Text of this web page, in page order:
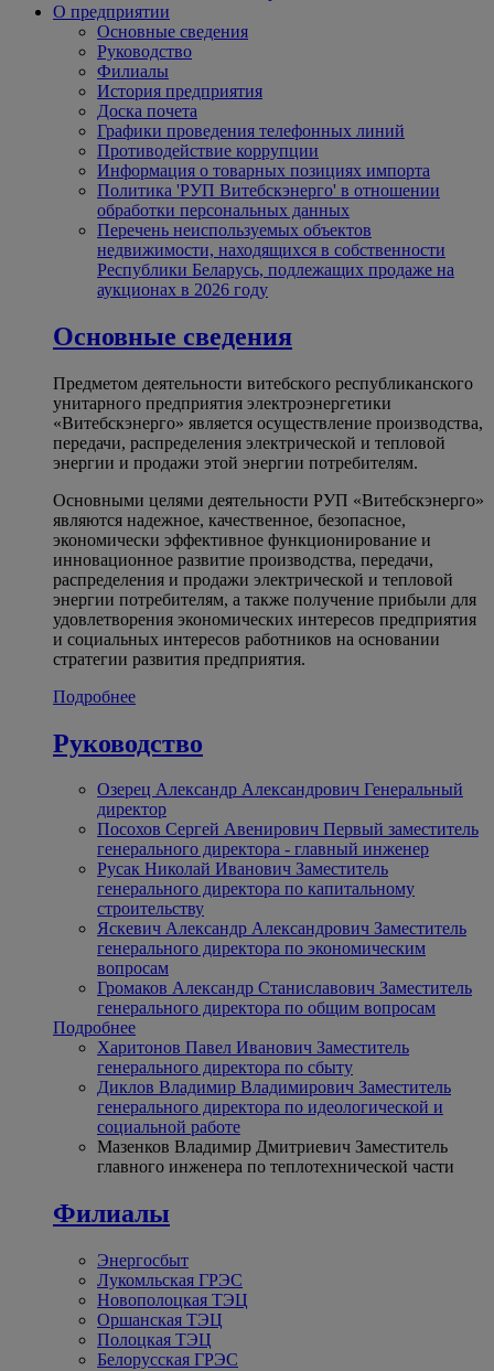
О предприятии
Основные сведения
Руководство
Филиалы
История предприятия
Доска почета
Графики проведения телефонных линий
Противодействие коррупции
Информация о товарных позициях импорта
Политика 'РУП Витебскэнерго' в отношении
обработки персональных данных
Перечень неиспользуемых объектов
недвижимости, находящихся в собственности
Республики Беларусь, подлежащих продаже на
аукционах в 2026 году
Основные сведения
Предметом деятельности витебского республиканского
унитарного предприятия электроэнергетики
«Витебскэнерго» является осуществление производства,
передачи, распределения электрической и тепловой
энергии и продажи этой энергии потребителям.
Основными целями деятельности РУП «Витебскэнерго»
являются надежное, качественное, безопасное,
экономически эффективное функционирование и
инновационное развитие производства, передачи,
распределения и продажи электрической и тепловой
энергии потребителям, а также получение прибыли для
удовлетворения экономических интересов предприятия
и социальных интересов работников на основании
стратегии развития предприятия.
Подробнее
Руководство
Озерец Александр Александрович Генеральный
директор
Посохов Сергей Авенирович Первый заместитель
генерального директора - главный инженер
Русак Николай Иванович Заместитель
генерального директора по капитальному
строительству
Яскевич Александр Александрович Заместитель
генерального директора по экономическим
вопросам
Громаков Александр Станиславович Заместитель
генерального директора по общим вопросам
Подробнее
Харитонов Павел Иванович Заместитель
генерального директора по сбыту
Диклов Владимир Владимирович Заместитель
генерального директора по идеологической и
социальной работе
Мазенков Владимир Дмитриевич Заместитель
главного инженера по теплотехнической части
Филиалы
Энергосбыт
Лукомльская ГРЭС
Новополоцкая ТЭЦ
Оршанская ТЭЦ
Полоцкая ТЭЦ
Белорусская ГРЭС